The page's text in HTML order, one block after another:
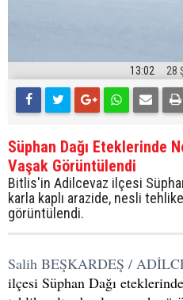
13:02 28
Süphan Dağı Eteklerinde
Vaşak Görüntülendi
Bitlis'in Adilcevaz ilçesi
karla kaplı arazide, nesli
görüntülendi.
Salih BEŞKARDEŞ /
ilçesi Süphan Dağı